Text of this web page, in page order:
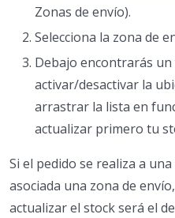
Zonas de envío).
Selecciona la zona de
Debajo encontrarás
activar/desactivar la
arrastrar la lista en
actualizar primero tu
Si el pedido se realiza a
asociada una zona de
actualizar el stock será el